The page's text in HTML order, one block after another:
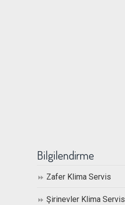
Bilgilendirme
Zafer Klima Servis
Şirinevler Klima Servis